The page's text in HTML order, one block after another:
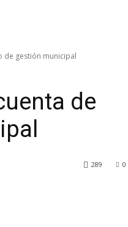
de gestión municipal
de
0
289